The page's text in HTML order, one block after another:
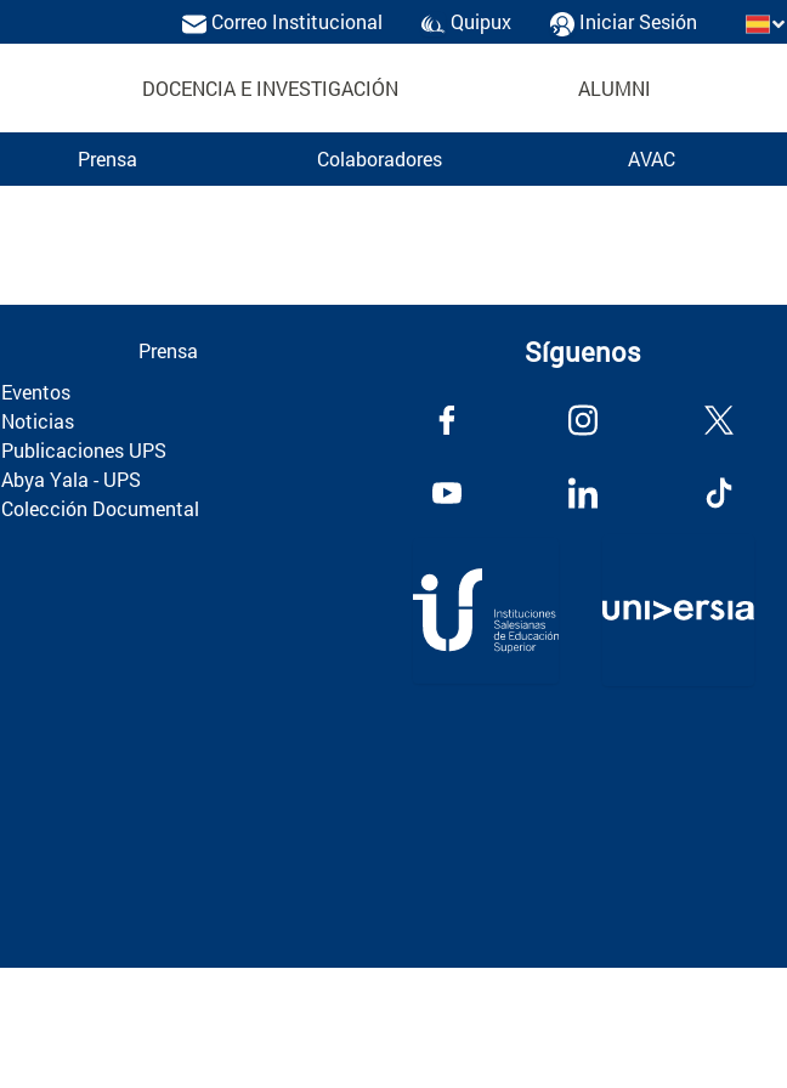
Correo Institucional Quipux Iniciar Sesión
DOCENCIA E INVESTIGACIÓN ALUMNI
Prensa Colaboradores AVAC
Prensa
Eventos
Noticias
Publicaciones UPS
Abya Yala - UPS
Colección Documental
Síguenos